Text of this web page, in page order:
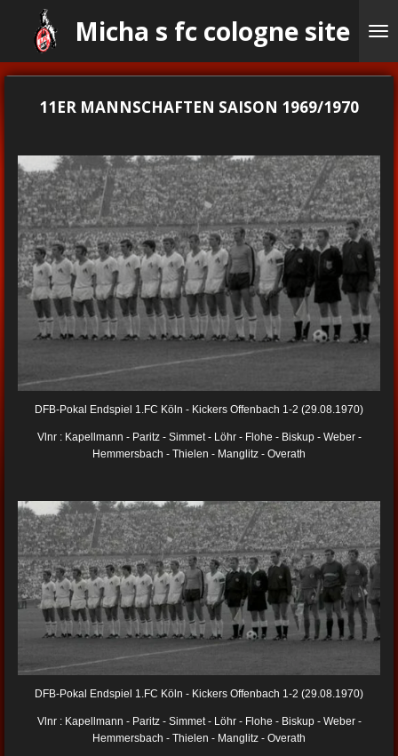
direct
Micha s fc cologne site
11ER MANNSCHAFTEN SAISON 1969/1970
DFB-Pokal Endspiel 1.FC Köln - Kickers Offenbach 1-2 (29.08.1970)
Vlnr : Kapellmann - Paritz - Simmet - Löhr - Flohe - Biskup - Weber -
Hemmersbach - Thielen - Manglitz - Overath
DFB-Pokal Endspiel 1.FC Köln - Kickers Offenbach 1-2 (29.08.1970)
Vlnr : Kapellmann - Paritz - Simmet - Löhr - Flohe - Biskup - Weber -
Hemmersbach - Thielen - Manglitz - Overath